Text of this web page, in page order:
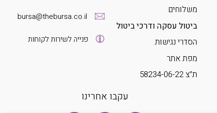
משלוחים
ביטול עסקה ודרכי ביטול
הסדרי נגישות
מפת אתר
ת”צ 58234-06-22
bursa@thebursa.co.il
פנייה לשירות לקוחות
עקבו אחרינו